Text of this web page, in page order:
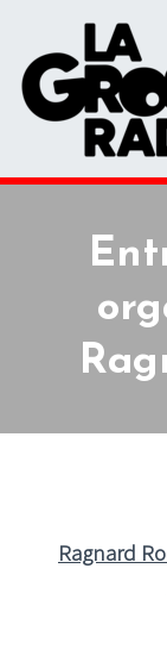
Ragnard